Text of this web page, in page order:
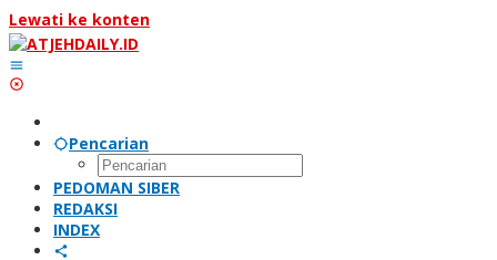
Lewati ke konten
Pencarian
PEDOMAN SIBER
REDAKSI
INDEX